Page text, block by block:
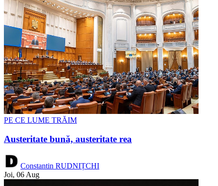
PE CE LUME TRĂIM
Austeritate bună, austeritate rea
Constantin RUDNIȚCHI
Joi, 06 Aug